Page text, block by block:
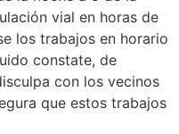
vial en horas de
los trabajos en horario
constate, de
con los vecinos
que estos trabajos